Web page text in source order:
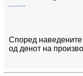
Според
од денот на